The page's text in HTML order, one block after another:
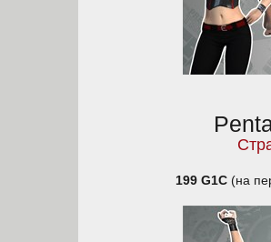
199 G1C (на